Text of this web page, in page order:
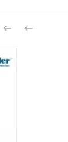
 